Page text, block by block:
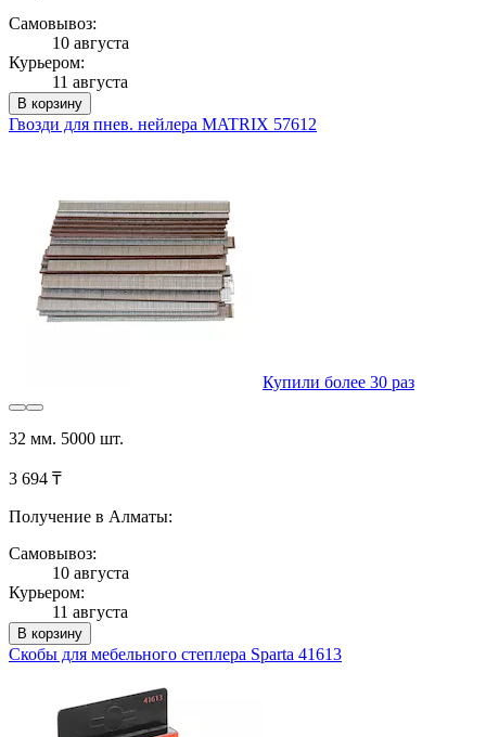
Самовывоз:
10 августа
Курьером:
11 августа
В корзину
Гвозди для пнев. нейлера MATRIX 57612
Купили более 30 раз
32 мм. 5000 шт.
3 694 ₸
Получение в Алматы:
Самовывоз:
10 августа
Курьером:
11 августа
В корзину
Скобы для мебельного степлера Sparta 41613